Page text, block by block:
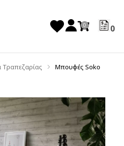
0
Μπουφές Soko